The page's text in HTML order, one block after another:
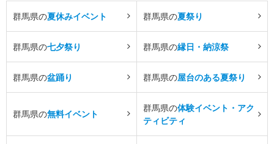
群馬県の夏休みイベント 群馬県の夏祭り
群馬県の七夕祭り 群馬県の縁日・納涼祭
群馬県の盆踊り 群馬県の屋台のある夏祭り
群馬県の無料イベント
群馬県の体験イベント・アク
ティビティ